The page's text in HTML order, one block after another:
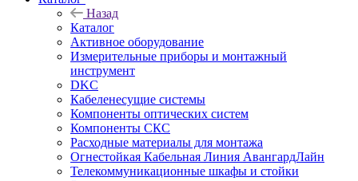
Назад
Каталог
Активное оборудование
Измерительные приборы и монтажный
инструмент
DKC
Кабеленесущие системы
Компоненты оптических систем
Компоненты СКС
Расходные материалы для монтажа
Огнестойкая Кабельная Линия АвангардЛайн
Телекоммуникационные шкафы и стойки